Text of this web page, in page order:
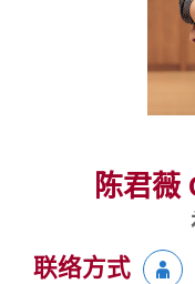
陈君薇
联络方式